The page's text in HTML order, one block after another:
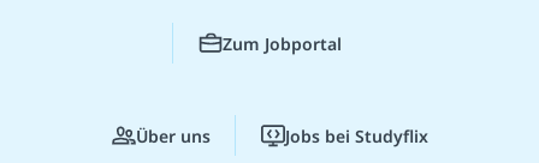
Zum Jobportal
Über uns Jobs bei Studyflix